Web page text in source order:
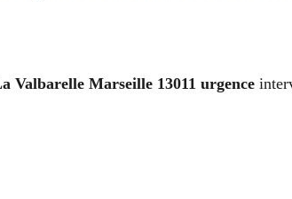
Valbarelle Marseille 13011 urgence